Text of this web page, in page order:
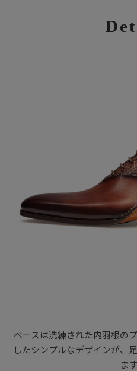
ベースは洗練された内羽根の
したシンプルなデザインが、
ます